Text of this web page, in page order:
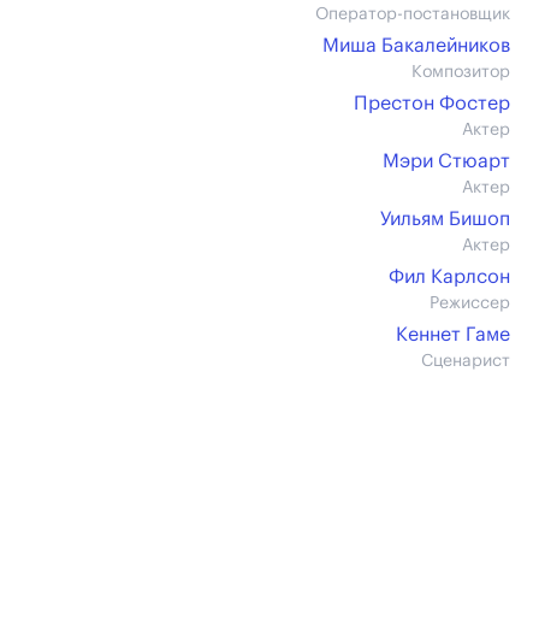
Оператор-постановщик
Миша Бакалейников
Композитор
Престон Фостер
Актер
Мэри Стюарт
Актер
Уильям Бишоп
Актер
Фил Карлсон
Режиссер
Кеннет Гаме
Сценарист